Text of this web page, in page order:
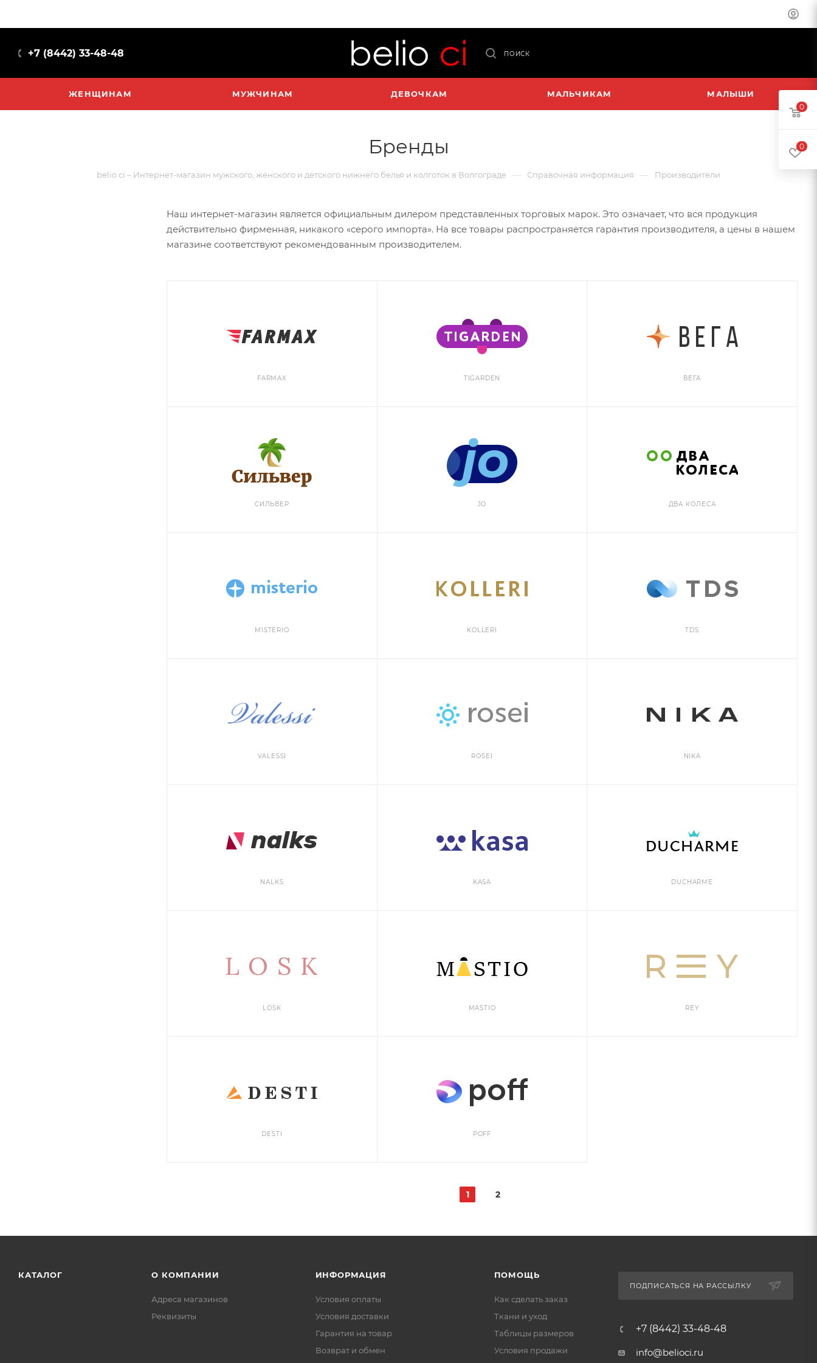
+7 (8442) 33-48-48 ПОИСК
ЖЕНЩИНАМ МУЖЧИНАМ ДЕВОЧКАМ МАЛЬЧИКАМ МАЛЫШИ
Бренды
belio ci – Интернет-магазин мужского, женского и детского нижнего белья и колготок в Волгограде — Справочная информация — Производители
Наш интернет-магазин является официальным дилером представленных торговых марок. Это означает, что вся продукция
действительно фирменная, никакого «серого импорта». На все товары распространяется гарантия производителя, а цены в нашем
магазине соответствуют рекомендованным производителем.
FARMAX TIGARDEN ВЕГА
СИЛЬВЕР JO ДВА КОЛЕСА
MISTERIO KOLLERI TDS
VALESSI ROSEI NIKA
NALKS KASA DUCHARME
LOSK MASTIO REY
DESTI POFF
1 2
КАТАЛОГ О КОМПАНИИ
Адреса магазинов
Реквизиты
ИНФОРМАЦИЯ
Условия оплаты
Условия доставки
Гарантия на товар
Возврат и обмен
ПОМОЩЬ
Как сделать заказ
Ткани и уход
Таблицы размеров
Условия продажи
ПОДПИСАТЬСЯ НА РАССЫЛКУ
+7 (8442) 33-48-48
info@belioci.ru
0
0